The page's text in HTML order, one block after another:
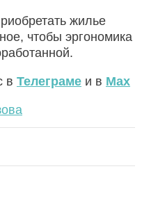
жилье
чтобы эргономика
в Телеграме и в Max